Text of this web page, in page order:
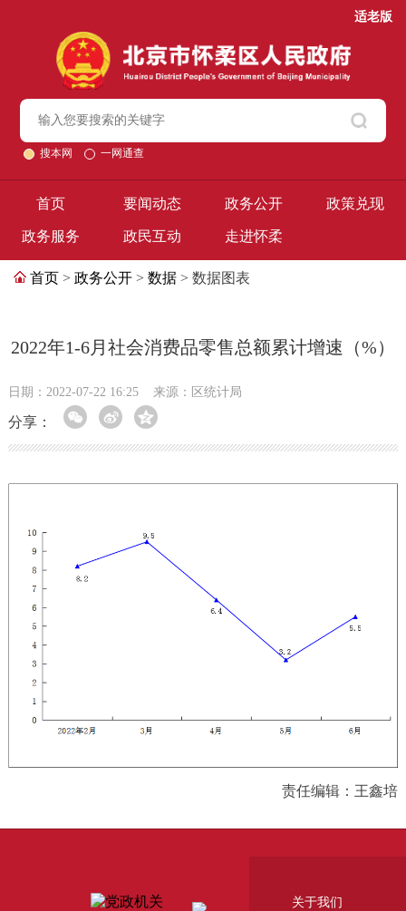
适老版
搜本网 一网通查
首页 要闻动态 政务公开 政策兑现
政务服务 政民互动 走进怀柔
首页 > 政务公开 > 数据 > 数据图表
2022年1-6月社会消费品零售总额累计增速（%）
日期：2022-07-22 16:25 来源：区统计局
分享：
责任编辑：王鑫培
关于我们